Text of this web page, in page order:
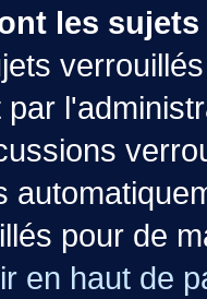
les
par
pour de
en haut de